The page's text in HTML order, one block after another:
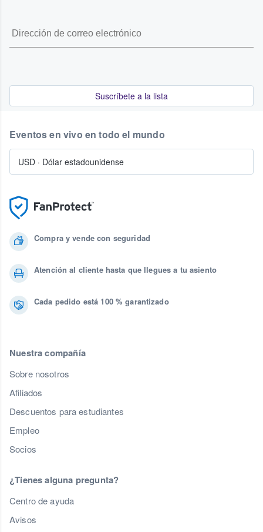
Suscríbete a la lista
Compra y vende con seguridad
Atención al cliente hasta que llegues a tu asiento
Cada pedido está 100 % garantizado
Nuestra compañía
Sobre nosotros
Afiliados
Descuentos para estudiantes
Empleo
Socios
¿Tienes alguna pregunta?
Centro de ayuda
Avisos
Eventos en vivo en todo el mundo
USD · Dólar estadounidense